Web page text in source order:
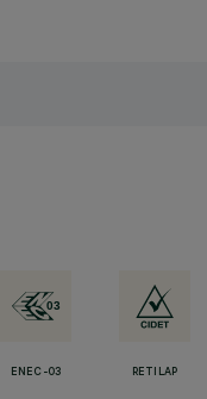
ENEC-03 RETILAP